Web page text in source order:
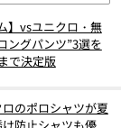
】vsユニクロ・無
ングパンツ”3選を
で決定版
のポロシャツが夏